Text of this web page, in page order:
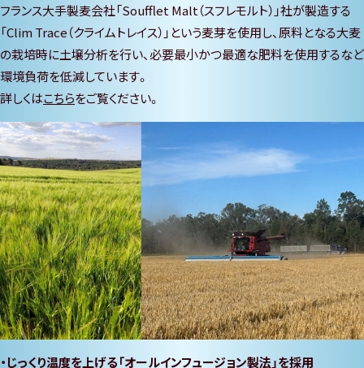
フランス大手製麦会社「Soufflet Malt（スフレモルト）」社が製造する
「Clim Trace（クライムトレイス）」という麦芽を使用し、原料となる大麦
の栽培時に土壌分析を行い、必要最小かつ最適な肥料を使用するなど
環境負荷を低減しています。
詳しくはこちらをご覧ください。
じっくり温度を上げる「オールインフュージョン製法」を採用